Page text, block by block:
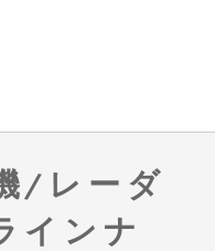
/レーダ
インナ